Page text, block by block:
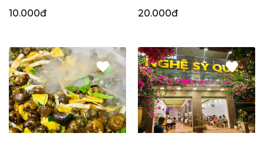
10.000đ 20.000đ